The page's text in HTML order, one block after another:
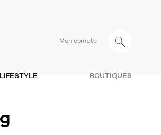
Mon compte
BOUTIQUES
LIFESTYLE